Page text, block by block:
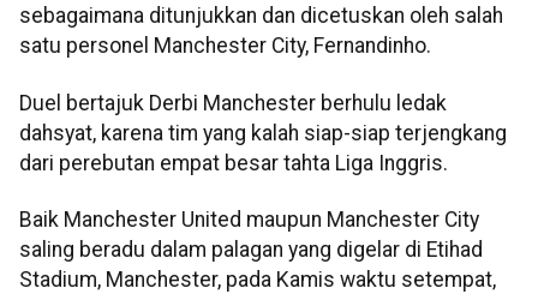
sebagaimana ditunjukkan dan dicetuskan oleh salah
satu personel Manchester City, Fernandinho.
Duel bertajuk Derbi Manchester berhulu ledak
dahsyat, karena tim yang kalah siap-siap terjengkang
dari perebutan empat besar tahta Liga Inggris.
Baik Manchester United maupun Manchester City
saling beradu dalam palagan yang digelar di Etihad
Stadium, Manchester, pada Kamis waktu setempat,